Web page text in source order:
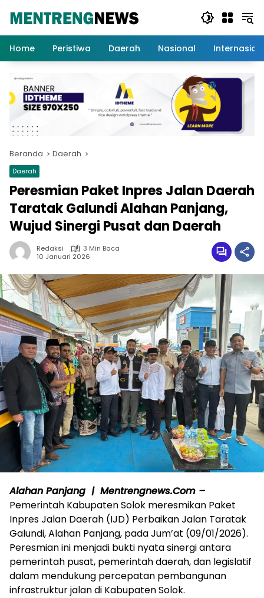
Home
Peristiwa Daerah Nasional
Beranda Daerah
Daerah
Peresmian Paket Inpres Jalan Daerah
Taratak Galundi Alahan Panjang,
Wujud Sinergi Pusat dan Daerah
Redaksi
3 Min Baca
10 Januari 2026
Alahan Panjang | Mentrengnews.Com –
Pemerintah Kabupaten Solok meresmikan Paket
Inpres Jalan Daerah (IJD) Perbaikan Jalan Taratak
Galundi, Alahan Panjang, pada Jum’at (09/01/2026).
Peresmian ini menjadi bukti nyata sinergi antara
pemerintah pusat, pemerintah daerah, dan legislatif
dalam mendukung percepatan pembangunan
infrastruktur jalan di Kabupaten Solok.